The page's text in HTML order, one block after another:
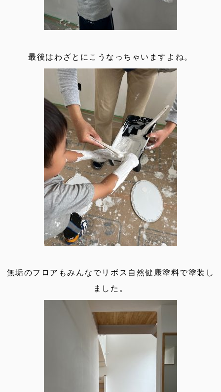
最後はわざとにこうなっちゃいますよね。
無垢のフロアもみんなでリボス自然健康塗料で塗装し
ました。